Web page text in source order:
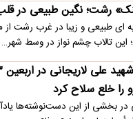
رشت؛ نگین طبیعی در
ای طبیعی و زیبا در غرب رشت
این تالاب چشم نواز در وسط شهر…
را خلع سلاح کرد
در بخشی از این دست‌نوشته‌ها